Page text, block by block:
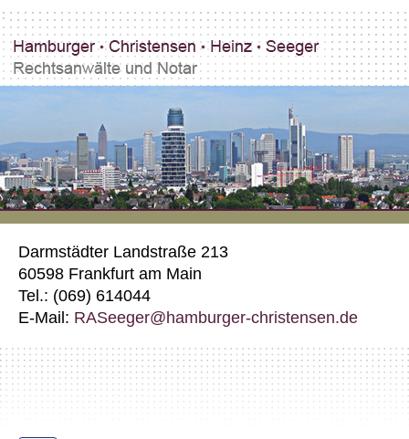
Darmstädter Landstraße 213
60598 Frankfurt am Main
Tel.: (069) 614044
E-Mail: RASeeger@hamburger-christensen.de